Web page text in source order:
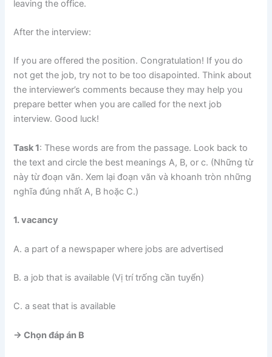
leaving the office.
After the interview:
If you are offered the position. Congratulation! If you do
not get the job, try not to be too disapointed. Think about
the interviewer’s comments because they may help you
prepare better when you are called for the next job
interview. Good luck!
Task 1: These words are from the passage. Look back to
the text and circle the best meanings A, B, or c. (Những từ
này từ đoạn văn. Xem lại đoạn văn và khoanh tròn những
nghĩa đúng nhất A, B hoặc C.)
1. vacancy
A. a part of a newspaper where jobs are advertised
B. a job that is available (Vị trí trống cần tuyển)
C. a seat that is available
-> Chọn đáp án B